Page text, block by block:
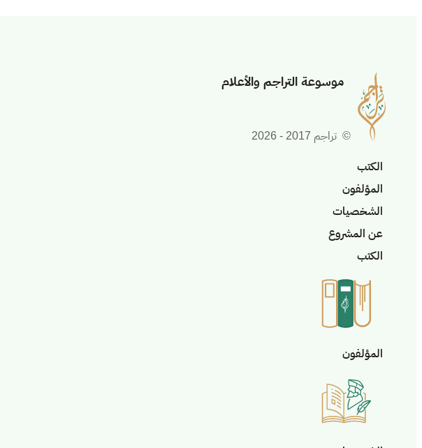
موسوعة التراجم والأعلام
© تراجم 2017 - 2026
الكتب
المؤلفون
الشخصيات
عن المشروع
الكتب
المؤلفون